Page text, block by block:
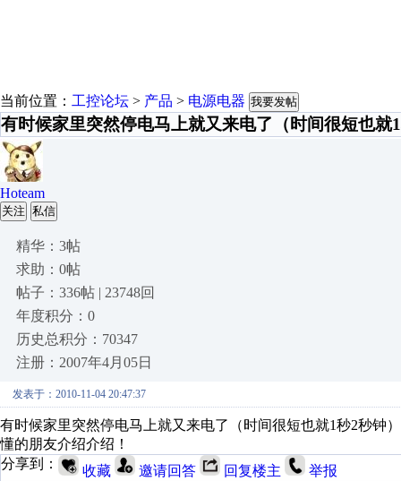
当前位置： 工控论坛 > 产品 > 电源电器 我要发帖
有时候家里突然停电马上就又来电了（时间很短也就
Hoteam
关注 私信
精华：3帖
求助：0帖
帖子：336帖 | 23748回
年度积分：0
历史总积分：70347
注册：2007年4月05日
发表于：2010-11-04 20:47:37
有时候家里突然停电马上就又来电了（时间很短也就1秒2秒钟
懂的朋友介绍介绍！
分享到：
收藏 邀请回答 回复楼主 举报